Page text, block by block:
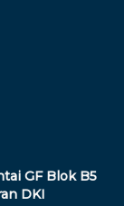
GF Blok B5
DKI